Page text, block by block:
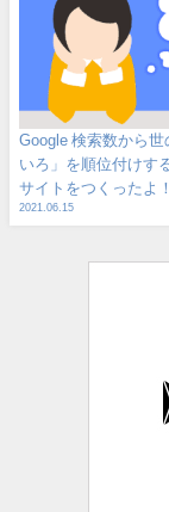
Google 検索数から世
いろ」を順位付けす
サイトをつくったよ！
2021.06.15